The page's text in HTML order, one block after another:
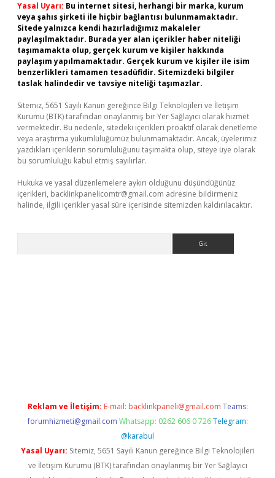
Yasal Uyarı: Bu internet sitesi, herhangi bir marka, kurum
veya şahıs şirketi ile hiçbir bağlantısı bulunmamaktadır.
Sitede yalnızca kendi hazırladığımız makaleler
paylaşılmaktadır. Burada yer alan içerikler haber niteliği
taşımamakta olup, gerçek kurum ve kişiler hakkında
paylaşım yapılmamaktadır. Gerçek kurum ve kişiler ile isim
benzerlikleri tamamen tesadüfidir. Sitemizdeki bilgiler
taslak halindedir ve tavsiye niteliği taşımazlar.
Sitemiz, 5651 Sayılı Kanun gereğince Bilgi Teknolojileri ve İletişim
Kurumu (BTK) tarafından onaylanmış bir Yer Sağlayıcı olarak hizmet
vermektedir. Bu nedenle, sitedeki içerikleri proaktif olarak denetleme
veya araştırma yükümlülüğümüz bulunmamaktadır. Ancak, üyelerimiz
yazdıkları içeriklerin sorumluluğunu taşımakta olup, siteye üye olarak
bu sorumluluğu kabul etmiş sayılırlar.
Hukuka ve yasal düzenlemelere aykırı olduğunu düşündüğünüz
içerikleri, backlinkpanelicomtr@gmail.com adresine bildirmeniz
halinde, ilgili içerikler yasal süre içerisinde sitemizden kaldırılacaktır.
Reklam ve İletişim: E-mail: backlinkpaneli@gmail.com Teams:
forumhizmeti@gmail.com Whatsapp: 0262 606 0 726 Telegram:
@karabul
Yasal Uyarı: Sitemiz, 5651 Sayılı Kanun gereğince Bilgi Teknolojileri
ve İletişim Kurumu (BTK) tarafından onaylanmış bir Yer Sağlayıcı